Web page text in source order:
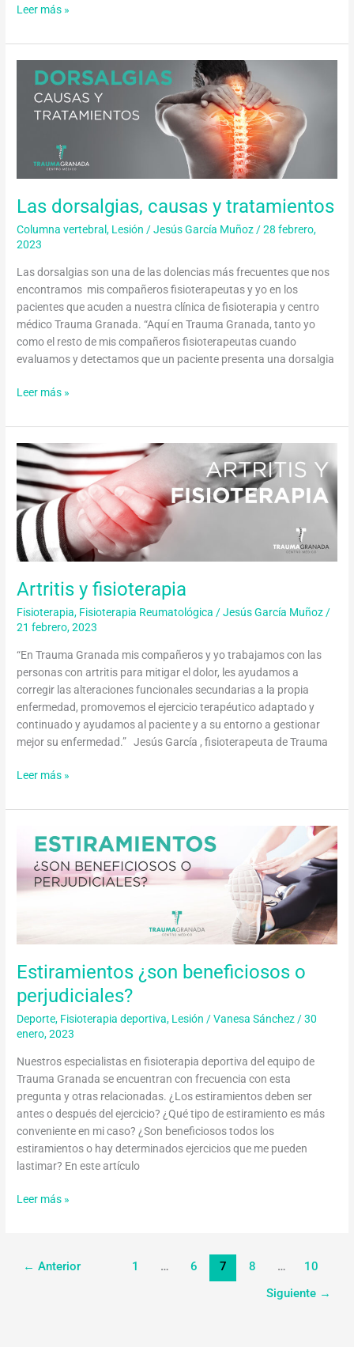
Leer más »
Las dorsalgias, causas y tratamientos
Columna vertebral, Lesión /Jesús García Muñoz /28 febrero,
2023
Las dorsalgias son una de las dolencias más frecuentes que nos
encontramos mis compañeros fisioterapeutas y yo en los
pacientes que acuden a nuestra clínica de fisioterapia y centro
médico Trauma Granada. “Aquí en Trauma Granada, tanto yo
como el resto de mis compañeros fisioterapeutas cuando
evaluamos y detectamos que un paciente presenta una dorsalgia
dorsalgias,
causas
Leer más »
Artritis y fisioterapia
Fisioterapia, Fisioterapia Reumatológica /Jesús García Muñoz /
21 febrero, 2023
“En Trauma Granada mis compañeros y yo trabajamos con las
personas con artritis para mitigar el dolor, les ayudamos a
corregir las alteraciones funcionales secundarias a la propia
enfermedad, promovemos el ejercicio terapéutico adaptado y
continuado y ayudamos al paciente y a su entorno a gestionar
mejor su enfermedad.” Jesús García , fisioterapeuta de Trauma
Artritis
y
fisioterapia
Leer más »
Estiramientos ¿son beneficiosos o
perjudiciales?
Deporte, Fisioterapia deportiva, Lesión /Vanesa Sánchez /30
enero, 2023
Nuestros especialistas en fisioterapia deportiva del equipo de
Trauma Granada se encuentran con frecuencia con esta
pregunta y otras relacionadas. ¿Los estiramientos deben ser
antes o después del ejercicio? ¿Qué tipo de estiramiento es más
conveniente en mi caso? ¿Son beneficiosos todos los
estiramientos o hay determinados ejercicios que me pueden
lastimar? En este artículo
Estiramientos
¿son
beneficiosos
Leer más »
← Anterior 1 … 6 7 8 …
10
Siguiente →